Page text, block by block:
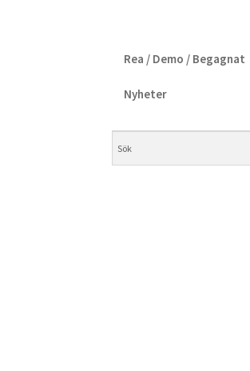
Rea / Demo / Begagnat
Nyheter